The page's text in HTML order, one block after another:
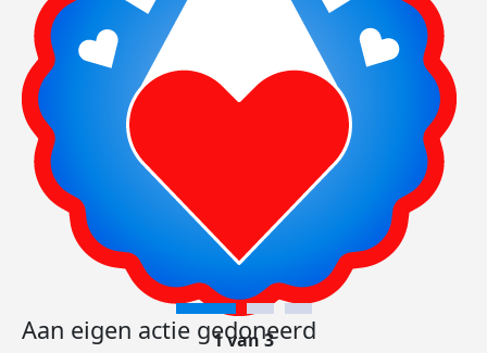
Aan eigen actie gedoneerd
1 van 3